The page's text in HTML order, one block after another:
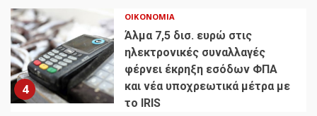
4
ΟΙΚΟΝΟΜΊΑ
Άλμα 7,5 δισ. ευρώ στις
ηλεκτρονικές συναλλαγές
φέρνει έκρηξη εσόδων ΦΠΑ
και νέα υποχρεωτικά μέτρα με
το IRIS